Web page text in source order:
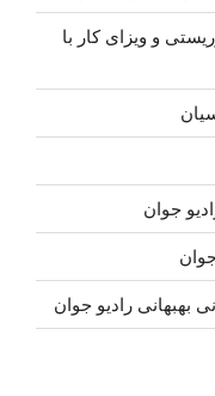
و ویزای کار با
جوان
بهبهانی رادیو جوان